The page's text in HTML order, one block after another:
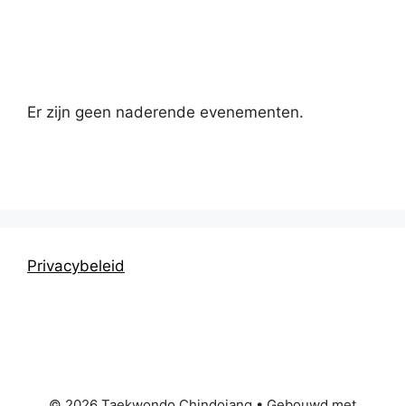
Er zijn geen naderende evenementen.
Privacybeleid